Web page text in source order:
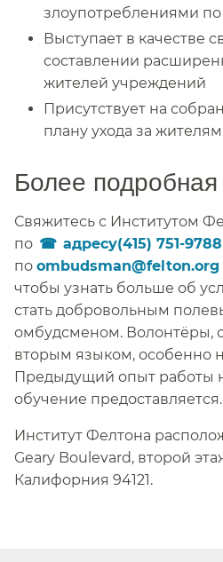
злоупотреблениями
Выступает в качестве
составлении
жителей учреждений​​
Присутствует на
плану ухода за
Более
Свяжитесь с Институтом
по
адресу(415) 751-9788
по ombudsman@felton.org
чтобы узнать больше об
стать добровольным
омбудсменом. Волонтёры,
вторым языком, особенно
Предыдущий опыт работы
обучение предоставляется.​​
Институт Фелтона
Geary Boulevard, второй
Калифорния 94121.​​